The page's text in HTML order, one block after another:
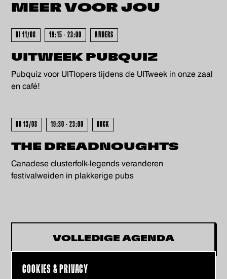
COOKIES & PRIVACY
MEER VOORJOU
DI 11/08 19:15 - 23:00 ANDERS
UITWEEK PUBQUIZ
Pubquiz voor UITlopers tijdens de UITweek in onze zaal
en café!
- UITVERKOCHT -
DO 13/08 19:30 - 23:00 ROCK
THE DREADNOUGHTS
Canadese clusterfolk-legends veranderen
festivalweiden in plakkerige pubs
VOLLEDIGE AGENDA